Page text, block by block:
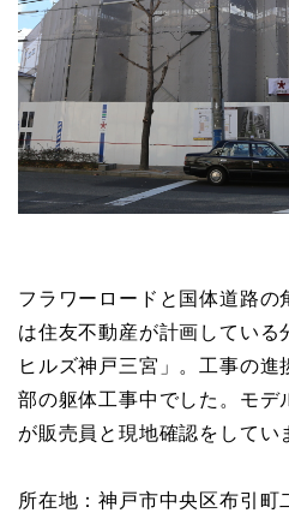
フラワーロードと国体道路
は住友不動産が計画している
ヒルズ神戸三宮」。工事の進
部の躯体工事中でした。モデ
が販売員と現地確認をしてい
所在地：神戸市中央区布引町